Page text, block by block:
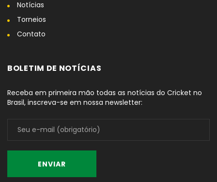
Notícias
Torneios
Contato
BOLETIM DE NOTÍCIAS
Receba em primeira mão todas as notícias do Cricket no
Brasil, inscreva-se em nossa newsletter: